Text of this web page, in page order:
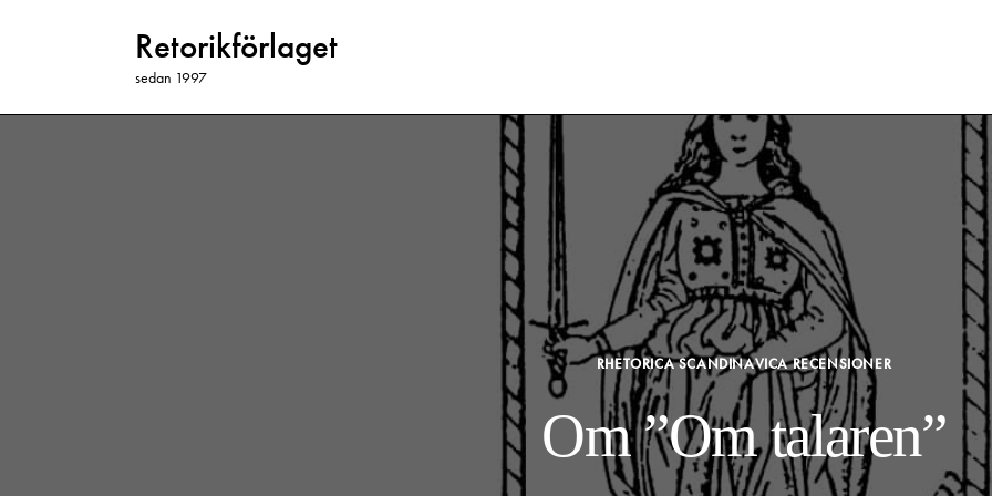
Retorikförlaget
sedan 1997
RHETORICA SCANDINAVICA RECENSIONER
Om ”Om talaren”